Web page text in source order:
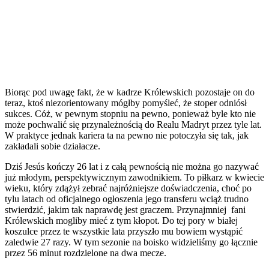
Biorąc pod uwagę fakt, że w kadrze Królewskich pozostaje on do
teraz, ktoś niezorientowany mógłby pomyśleć, że stoper odniósł
sukces. Cóż, w pewnym stopniu na pewno, ponieważ byle kto nie
może pochwalić się przynależnością do Realu Madryt przez tyle lat.
W praktyce jednak kariera ta na pewno nie potoczyła się tak, jak
zakładali sobie działacze.
Dziś Jesús kończy 26 lat i z całą pewnością nie można go nazywać
już młodym, perspektywicznym zawodnikiem. To piłkarz w kwiecie
wieku, który zdążył zebrać najróżniejsze doświadczenia, choć po
tylu latach od oficjalnego ogłoszenia jego transferu wciąż trudno
stwierdzić, jakim tak naprawdę jest graczem. Przynajmniej fani
Królewskich mogliby mieć z tym kłopot. Do tej pory w białej
koszulce przez te wszystkie lata przyszło mu bowiem wystąpić
zaledwie 27 razy. W tym sezonie na boisko widzieliśmy go łącznie
przez 56 minut rozdzielone na dwa mecze.